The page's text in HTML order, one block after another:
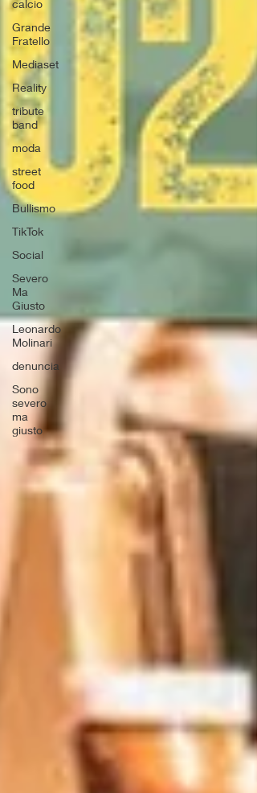
calcio
Grande
Fratello
Mediaset
Reality
tribute
band
moda
street
food
Bullismo
TikTok
Social
Severo
Ma
Giusto
Leonardo
Molinari
denuncia
Sono
severo
ma
giusto